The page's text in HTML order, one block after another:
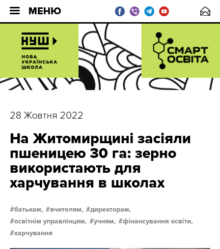
МЕНЮ
28 Жовтня 2022
На Житомирщині засіяли
пшеницею 30 га: зерно
використають для
харчування в школах
батькам, вчителям,
директорам,
освітнім управлінцям,
учням,
фінансування освіти,
харчування